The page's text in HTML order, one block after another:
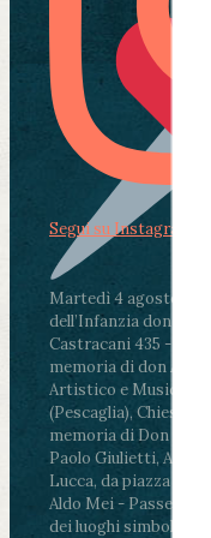
Martedì 4 agosto2026
dell’Infanzia don
Castracani 435 -
memoria di don Aldo
Artistico e Musicale
(Pescaglia), Chiesa
memoria di Don Aldo
Paolo Giulietti,
Lucca, da piazza
Aldo Mei -
dei luoghi simbolo
Segui su Instagram